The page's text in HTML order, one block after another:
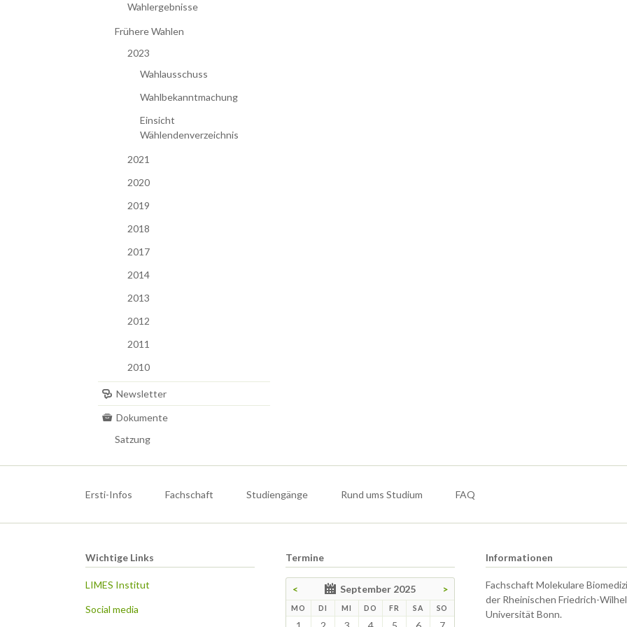
Wahlergebnisse
Frühere Wahlen
2023
Wahlausschuss
Wahlbekanntmachung
Einsicht
Wählendenverzeichnis
2021
2020
2019
2018
2017
2014
2013
2012
2011
2010
Newsletter
Dokumente
Satzung
Ersti-Infos Fachschaft Studiengänge Rund ums Studium FAQ
Wichtige Links
LIMES Institut
Social media
Termine
< September 2025 >
MO NTAG
DI ENSTAG
MI TTWOCH
DO NNERSTAG
FR EITAG
SAMSTAG
SO
Informationen
Fachschaft Molekulare
der Rheinischen Friedrich-
Universität Bonn.